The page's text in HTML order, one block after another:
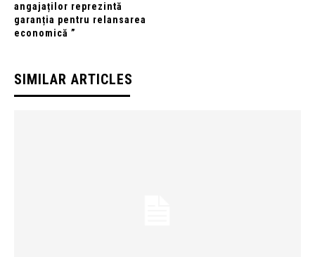
angajaților reprezintă
garanția pentru relansarea
economică ”
SIMILAR ARTICLES